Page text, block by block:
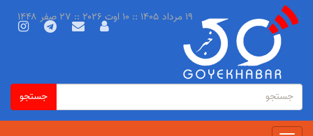
فرم
جستجو
جستجو
جستجو
۱۹ مرداد ۱۴۰۵ :: ۱۰ اوت ۲۰۲۶ :: ۲۷ صفر ۱۴۴۸